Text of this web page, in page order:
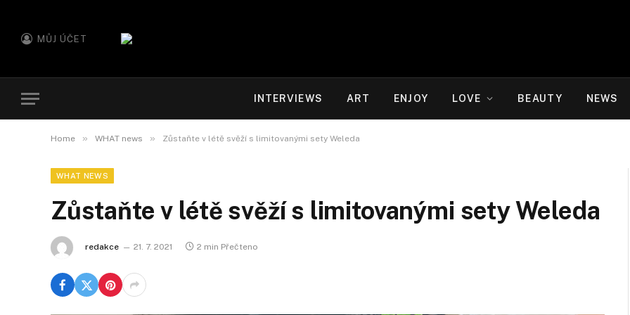
MŮJ ÚČET
INTERVIEWS ART ENJOY LOVE BEAUTY NEWS
Home » WHAT news » Zůstaňte v létě svěží s limitovanými sety Weleda
WHAT NEWS
Zůstaňte v létě svěží s limitovanými sety Weleda
redakce 21. 7. 2021 2 min Přečteno